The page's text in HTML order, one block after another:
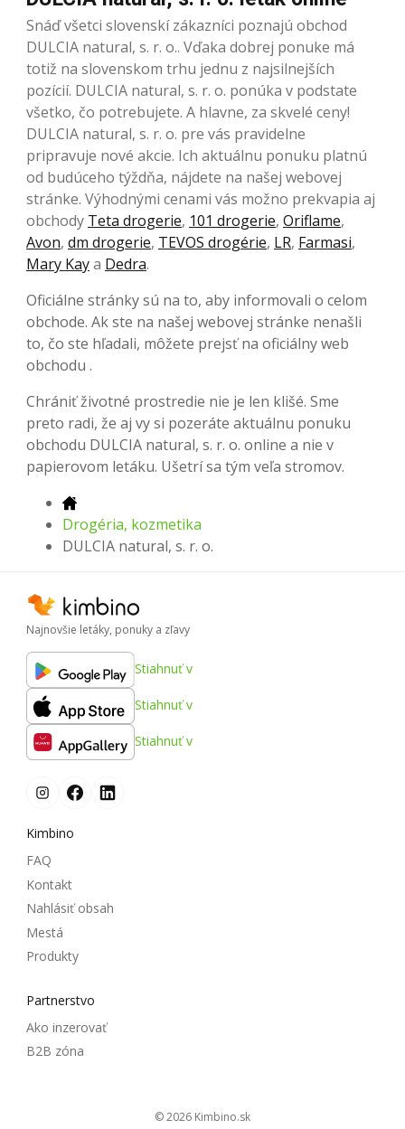
Snáď všetci slovenskí zákazníci poznajú obchod
DULCIA natural, s. r. o.. Vďaka dobrej ponuke má
totiž na slovenskom trhu jednu z najsilnejších
pozícií. DULCIA natural, s. r. o. ponúka v podstate
všetko, čo potrebujete. A hlavne, za skvelé ceny!
DULCIA natural, s. r. o. pre vás pravidelne
pripravuje nové akcie. Ich aktuálnu ponuku platnú
od budúceho týždňa, nájdete na našej webovej
stránke. Výhodnými cenami vás možno prekvapia aj
obchody Teta drogerie, 101 drogerie, Oriflame,
Avon, dm drogerie, TEVOS drogérie, LR, Farmasi,
Mary Kaya Dedra.
Oficiálne stránky sú na to, aby informovali o celom
obchode. Ak ste na našej webovej stránke nenašli
to, čo ste hľadali, môžete prejsť na oficiálny web
obchodu .
Chrániť životné prostredie nie je len klišé. Sme
preto radi, že aj vy si pozeráte aktuálnu ponuku
obchodu DULCIA natural, s. r. o. online a nie v
papierovom letáku. Ušetrí sa tým veľa stromov.
Drogéria, kozmetika
DULCIA natural, s. r. o.
Najnovšie letáky, ponuky a zľavy
Stiahnuť v
Stiahnuť v
Stiahnuť v
Kimbino
FAQ
Kontakt
Nahlásiť obsah
Mestá
Produkty
Partnerstvo
Ako inzerovať
B2B zóna
© 2026 kimbino.sk